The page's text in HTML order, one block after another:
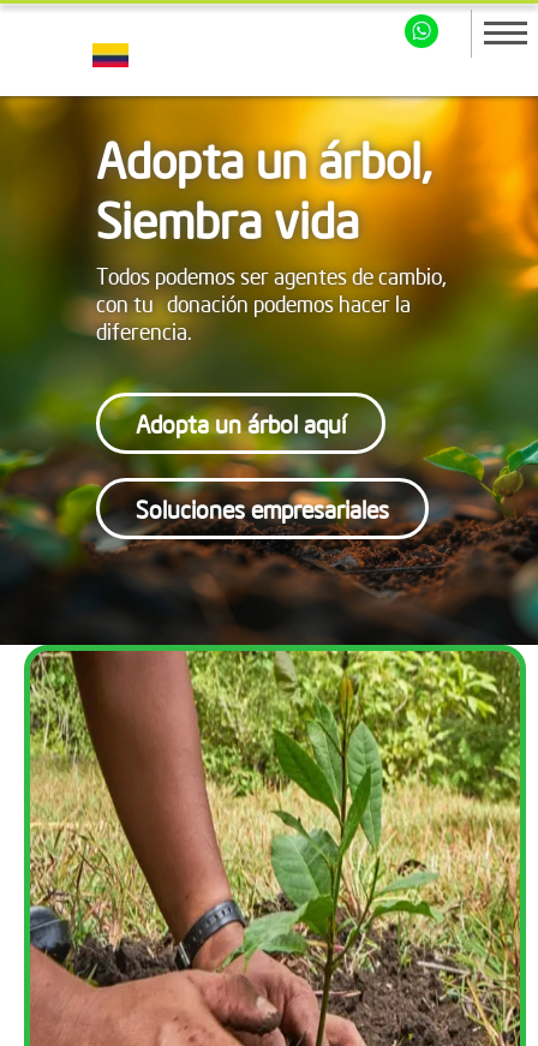
Adopta un árbol,
Siembra vida
Todos podemos ser agentes de cambio,
con tu donación podemos hacer la
diferencia.
Adopta un árbol aquí
Soluciones empresariales